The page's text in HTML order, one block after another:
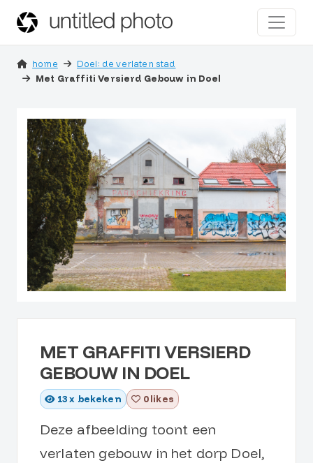
home
Doel: de verlaten stad
Met Graffiti Versierd Gebouw in Doel
MET GRAFFITI VERSIERD
GEBOUW IN DOEL
13x bekeken 0 likes
Deze afbeelding toont een
verlaten gebouw in het dorp Doel,